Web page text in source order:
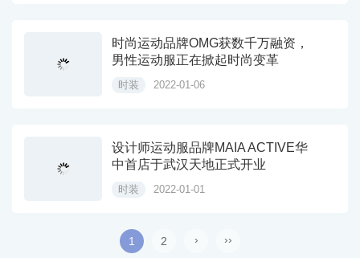
时尚运动品牌OMG获数千万融资，
男性运动服正在掀起时尚变革
时装 2022-01-06
设计师运动服品牌MAIA ACTIVE华
中首店于武汉天地正式开业
时装 2022-01-01
1 2 › ››